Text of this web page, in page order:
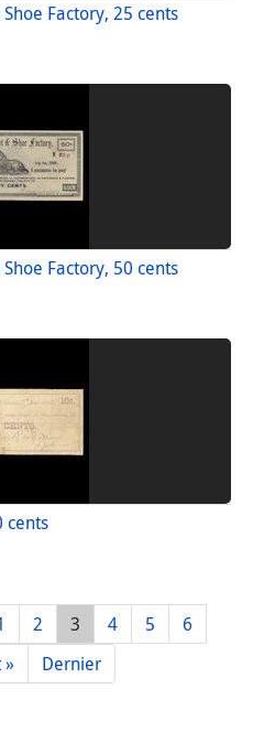
Factory, 25 cents
Factory, 50 cents
cents
2 3 4 5
6
Dernier